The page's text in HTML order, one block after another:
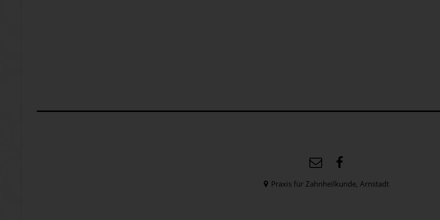
Praxis für Zahnheilkunde, Arnstadt